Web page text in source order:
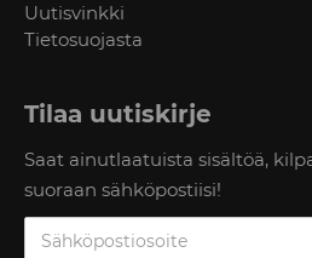
Uutisvinkki
Tietosuojasta
Tilaa uutiskirje
Saat ainutlaatuista sisältöä,
suoraan sähköpostiisi!